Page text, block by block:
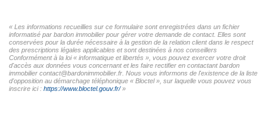
« Les informations recueillies sur ce formulaire sont enregistrées dans un fichier
informatisé par bardon immobilier pour gérer votre demande de contact. Elles sont
conservées pour la durée nécessaire à la gestion de la relation client dans le respect
des prescriptions légales applicables et sont destinées à nos conseillers
Conformément à la loi « informatique et libertés », vous pouvez exercer votre droit
d'accès aux données vous concernant et les faire rectifier en contactant bardon
immobilier contact@bardonimmobilier.fr. Nous vous informons de l'existence de la liste
d'opposition au démarchage téléphonique « Bloctel », sur laquelle vous pouvez vous
inscrire ici : https://www.bloctel.gouv.fr/»